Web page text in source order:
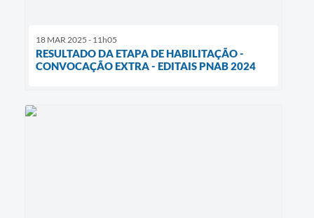
18 MAR 2025 - 11h05
RESULTADO DA ETAPA DE HABILITAÇÃO -
CONVOCAÇÃO EXTRA - EDITAIS PNAB 2024